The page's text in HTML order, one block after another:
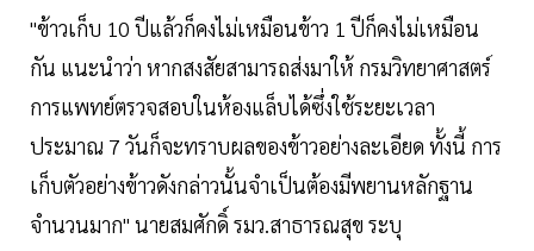
"ข้าวเก็บ 10 ปีแล้วก็คงไม่เหมือนข้าว 1 ปีก็คงไม่เหมือน
กัน แนะนำว่า หากสงสัยสามารถส่งมาให้ กรมวิทยาศาสตร์
การแพทย์ตรวจสอบในห้องแล็บได้ซึ่งใช้ระยะเวลา
ประมาณ 7 วันก็จะทราบผลของข้าวอย่างละเอียด ทั้งนี้ การ
เก็บตัวอย่างข้าวดังกล่าวนั้นจำเป็นต้องมีพยานหลักฐาน
จำนวนมาก" นายสมศักดิ์ รมว.สาธารณสุข ระบุ